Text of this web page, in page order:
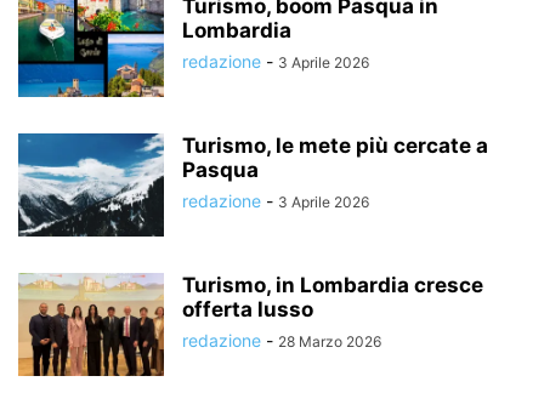
Turismo, boom Pasqua in
Lombardia
redazione - 3 Aprile 2026
Turismo, le mete più cercate a
Pasqua
redazione - 3 Aprile 2026
Turismo, in Lombardia cresce
offerta lusso
redazione - 28 Marzo 2026